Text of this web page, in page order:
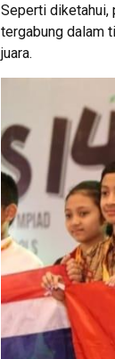
Seperti diketahui,
tergabung dalam
juara.